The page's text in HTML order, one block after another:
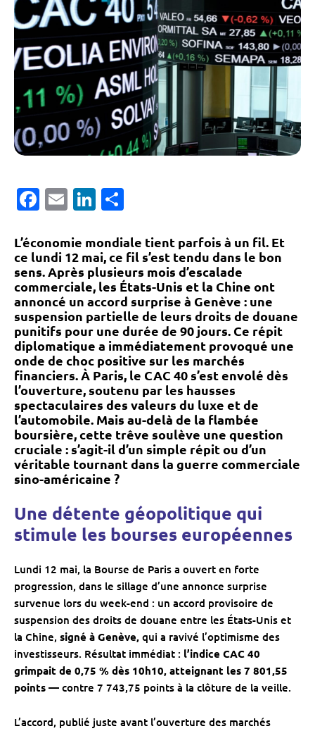
Facebook
EmailLinkedIn
L’économie mondiale tient parfois à un fil. Et
ce lundi 12 mai, ce fil s’est tendu dans le bon
sens. Après plusieurs mois d’escalade
commerciale, les États-Unis et la Chine ont
annoncé un accord surprise à Genève : une
suspension partielle de leurs droits de douane
punitifs pour une durée de 90 jours. Ce répit
diplomatique a immédiatement provoqué une
onde de choc positive sur les marchés
financiers. À Paris, le CAC 40 s’est envolé dès
l’ouverture, soutenu par les hausses
spectaculaires des valeurs du luxe et de
l’automobile. Mais au-delà de la flambée
boursière, cette trêve soulève une question
cruciale : s’agit-il d’un simple répit ou d’un
véritable tournant dans la guerre commerciale
sino-américaine ?
Une détente géopolitique qui
stimule les bourses européennes
Lundi 12 mai, la Bourse de Paris a ouvert en forte
progression, dans le sillage d’une annonce surprise
survenue lors du week-end : un accord provisoire de
suspension des droits de douane entre les États-Unis et
la Chine, signé à Genève, qui a ravivé l’optimisme des
investisseurs. Résultat immédiat : l’indice CAC 40
grimpait de 0,75 % dès 10h10, atteignant les 7 801,55
points — contre 7 743,75 points à la clôture de la veille.
L’accord, publié juste avant l’ouverture des marchés